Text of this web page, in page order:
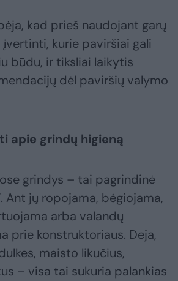
kad prieš naudojant garų
kurie paviršiai gali
būdu, ir tiksliai laikytis
dėl paviršių valymo
apie grindų higieną
grindys – tai pagrindinė
Ant jų ropojama, bėgiojama,
arba valandų
prie konstruktoriaus. Deja,
maisto likučius,
– visa tai sukuria palankias